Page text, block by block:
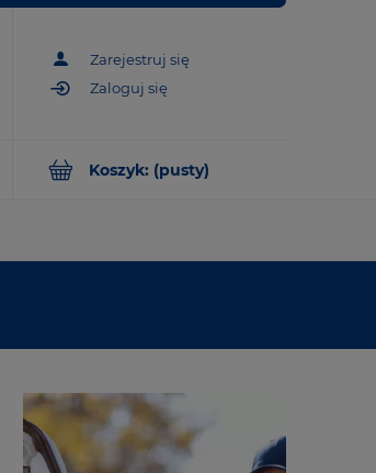
Zarejestruj się
Zaloguj się
Koszyk: (pusty)